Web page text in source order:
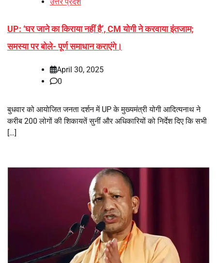
UP: ‘घर जाने का किराया नहीं है’, CM योगी ने करवाया इंतजाम;
समस्या पर बोले- पूर्ण समाधान कराएंगे।
April 30, 2025
0
बुधवार को आयोजित जनता दर्शन में UP के मुख्यमंत्री योगी आदित्यनाथ ने
करीब 200 लोगों की शिकायतें सुनीं और अधिकारियों को निर्देश दिए कि सभी
[…]